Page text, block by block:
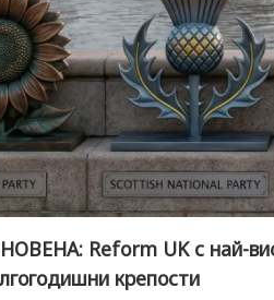
Reform UK с най-
крепости